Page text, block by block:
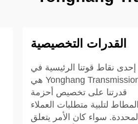
القدرات التخصيصية
إحدى نقاط قوتنا الرئيسية في
Yonghang Transmission هي
قدرتنا على تخصيص أحزمة
المطاط لتلبية متطلبات العملاء
المحددة. سواء كان الأمر يتعلق